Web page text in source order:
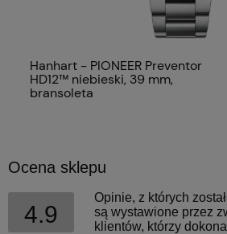
Hanhart - PIONEER Preventor
HD12™ niebieski, 39 mm,
bransoleta
Ocena sklepu
4.9
Opinie, z których
są wystawione przez
klientów, którzy